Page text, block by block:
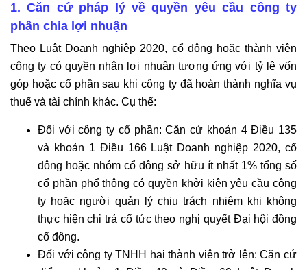
1. Căn cứ pháp lý về quyền yêu cầu công ty
phân chia lợi nhuận
Theo Luật Doanh nghiệp 2020, cổ đông hoặc thành viên
công ty có quyền nhận lợi nhuận tương ứng với tỷ lệ vốn
góp hoặc cổ phần sau khi công ty đã hoàn thành nghĩa vụ
thuế và tài chính khác. Cụ thể:
Đối với công ty cổ phần: Căn cứ khoản 4 Điều 135
và khoản 1 Điều 166 Luật Doanh nghiệp 2020, cổ
đông hoặc nhóm cổ đông sở hữu ít nhất 1% tổng số
cổ phần phổ thông có quyền khởi kiện yêu cầu công
ty hoặc người quản lý chịu trách nhiệm khi không
thực hiện chi trả cổ tức theo nghị quyết Đại hội đồng
cổ đông.
Đối với công ty TNHH hai thành viên trở lên: Căn cứ